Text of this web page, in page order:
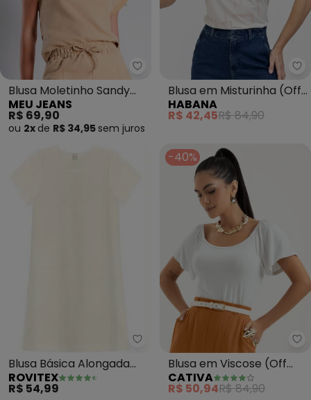
Meu Jeans - Blusa Moletinho
Blusa Moletinho Sandy
(Cappuccino)
MEU JEANS
R$ 69,90
ou 2x de R$ 34,95 sem juros
Blusa em Misturinha (Off
White)
HABANA
R$ 42,45R$ 84,90
Rovitex - Blusa Básica
Blusa Básica Alongada
Feminina (Bege)
ROVITEX
R$ 54,99
-40%
Blusa em Viscose (Off
White)
CATIVA
R$ 50,94R$ 84,90